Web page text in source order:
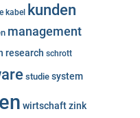
kabel kunden
management
research schrott
studie system
wirtschaftzink